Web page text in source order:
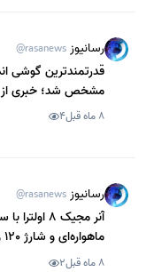
رسانیوز @rasanews
قدرتمندترین گوشی
مشخص شد؛ خبری
شیائومی نیست
8 ماه قبل 4
رسانیوز @rasanews
آنر مجیک 8
ماهواره‌ای و شارژ 120 وات رویت شد
8 ماه قبل 2